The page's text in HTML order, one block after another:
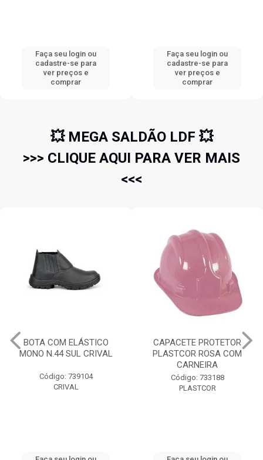
Faça seu login ou
cadastre-se para
ver preços e
comprar
Faça seu login ou
cadastre-se para
ver preços e
comprar
💥 MEGA SALDÃO LDF 💥
>>> CLIQUE AQUI PARA VER MAIS
<<<
BOTA COM ELÁSTICO
MONO N.44 SUL CRIVAL
Código: 739104
CRIVAL
CAPACETE PROTETOR
PLASTCOR ROSA COM
CARNEIRA
Código: 733188
PLASTCOR